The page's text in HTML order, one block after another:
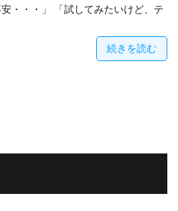
・・・」 「試してみたいけど、テ
続きを読む